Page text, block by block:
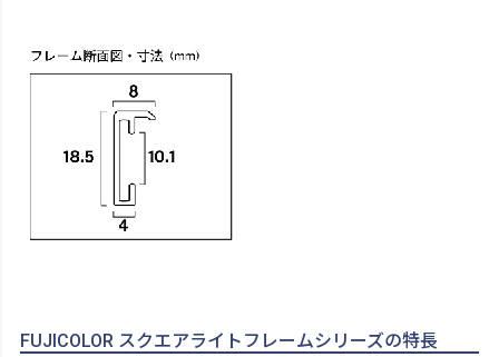
FUJICOLOR スクエアライトフレームシリーズの特長